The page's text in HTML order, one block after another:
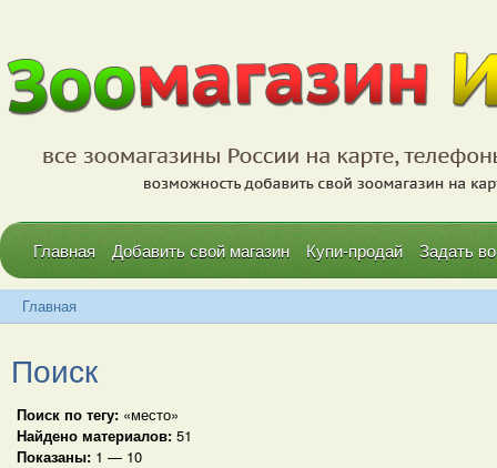
Главная Добавить свой магазин Купи-продай Задать
Главная
Поиск
Поиск по тегу: «место»
Найдено материалов: 51
Показаны: 1 — 10